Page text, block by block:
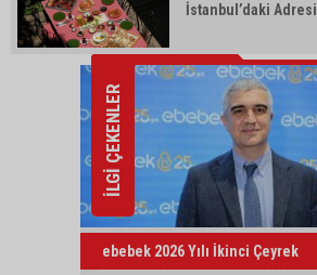
İstanbul’daki Adresi
İLGİ ÇEKENLER
ebebek 2026 Yılı İkinci Çeyrek